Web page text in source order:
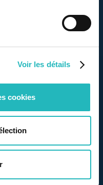
Voir les détails
cookies